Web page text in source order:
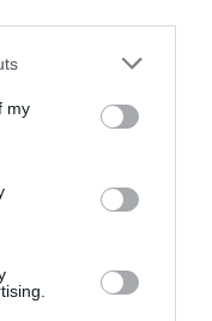
my